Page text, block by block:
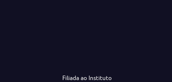
Filiada ao Instituto